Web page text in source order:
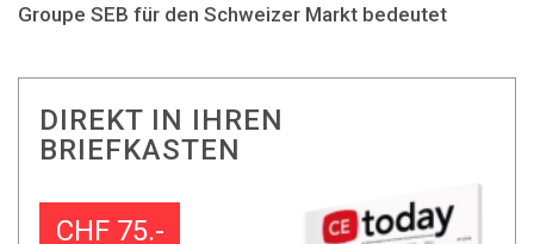
Groupe SEB für den Schweizer Markt bedeutet
DIREKT IN IHREN
BRIEFKASTEN
CHF 75.-